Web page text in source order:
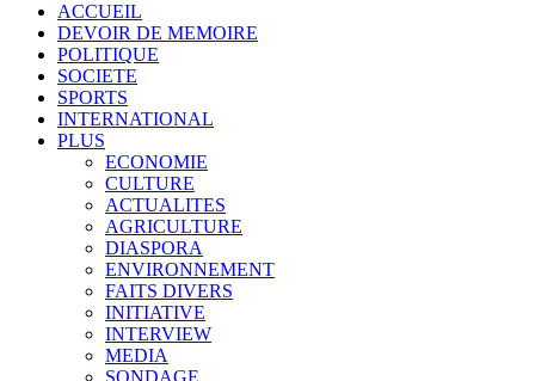
ACCUEIL
DEVOIR DE MEMOIRE
POLITIQUE
SOCIETE
SPORTS
INTERNATIONAL
PLUS
ECONOMIE
CULTURE
ACTUALITES
AGRICULTURE
DIASPORA
ENVIRONNEMENT
FAITS DIVERS
INITIATIVE
INTERVIEW
MEDIA
SONDAGE